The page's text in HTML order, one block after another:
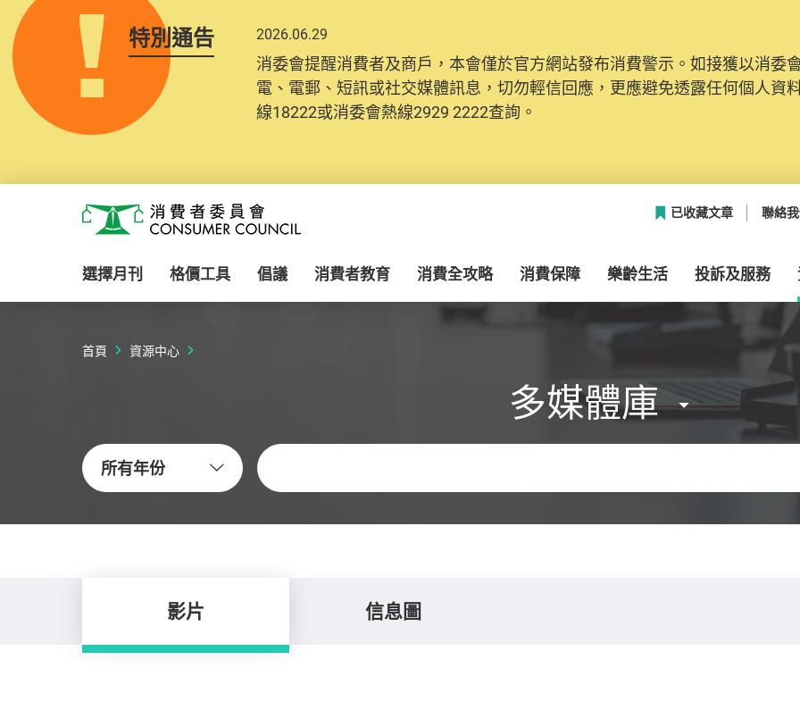
特別通告 2026.06.29
消委會提醒消費者及商戶，本會僅於官方網站發布消費警示。如接獲以消委
電、電郵、短訊或社交媒體訊息，切勿輕信回應，更應避免透露任何個人資
線18222或消委會熱線2929 2222查詢。
消費者委員會
已收藏文章 聯絡
選擇月刊 格價工具 倡議 消費者教育 消費全攻略 消費保障 樂齡生活 投訴及服務
首頁 資源中心
多媒體庫
所有年份
關鍵字
影片 信息圖